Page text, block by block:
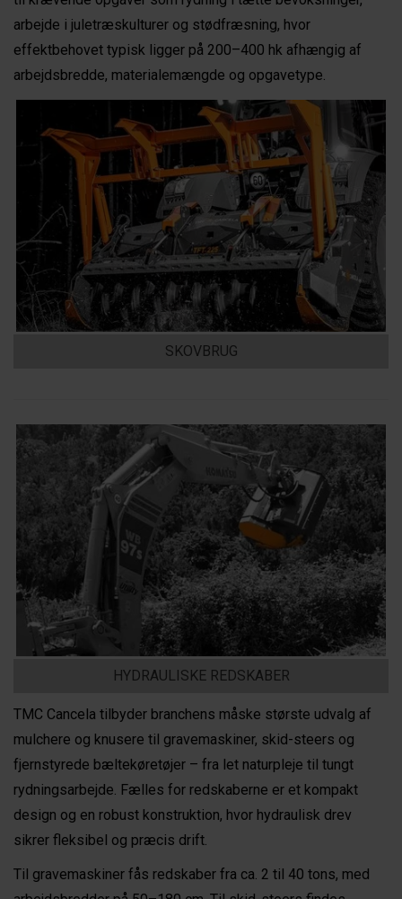
arbejde i juletræskulturer og stødfræsning, hvor
effektbehovet typisk ligger på 200–400 hk afhængig af
arbejdsbredde, materialemængde og opgavetype.
SKOVBRUG
HYDRAULISKE REDSKABER
TMC Cancela tilbyder branchens måske største udvalg af
mulchere og knusere til gravemaskiner, skid-steers og
fjernstyrede bæltekøretøjer – fra let naturpleje til tungt
rydningsarbejde. Fælles for redskaberne er et kompakt
design og en robust konstruktion, hvor hydraulisk drev
sikrer fleksibel og præcis drift.
Til gravemaskiner fås redskaber fra ca. 2 til 40 tons, med